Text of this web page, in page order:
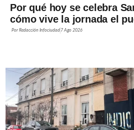
Por qué hoy se celebra
cómo vive la jornada el
PorRedacción Infociudad 7 Ago 2026